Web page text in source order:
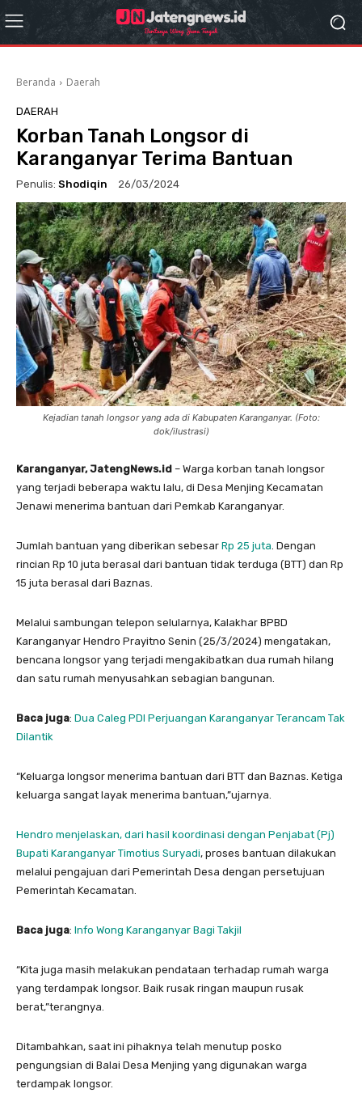
Beranda Daerah
DAERAH
Korban Tanah Longsor di
Karanganyar Terima Bantuan
Penulis: Shodiqin 26/03/2024
Kejadian tanah longsor yang ada di Kabupaten Karanganyar. (Foto:
dok/ilustrasi)
Karanganyar, JatengNews.id – Warga korban tanah longsor
yang terjadi beberapa waktu lalu, di Desa Menjing Kecamatan
Jenawi menerima bantuan dari Pemkab Karanganyar.
Jumlah bantuan yang diberikan sebesar Rp 25 juta . Dengan
rincian Rp 10 juta berasal dari bantuan tidak terduga (BTT) dan Rp
15 juta berasal dari Baznas.
Melalui sambungan telepon selularnya, Kalakhar BPBD
Karanganyar Hendro Prayitno Senin (25/3/2024) mengatakan,
bencana longsor yang terjadi mengakibatkan dua rumah hilang
dan satu rumah menyusahkan sebagian bangunan.
Baca juga: Dua Caleg PDI Perjuangan Karanganyar Terancam Tak
Dilantik
“Keluarga longsor menerima bantuan dari BTT dan Baznas. Ketiga
keluarga sangat layak menerima bantuan,”ujarnya.
Hendro menjelaskan, dari hasil koordinasi dengan Penjabat (Pj)
Bupati Karanganyar Timotius Suryadi, proses bantuan dilakukan
melalui pengajuan dari Pemerintah Desa dengan persetujuan
Pemerintah Kecamatan.
Baca juga: Info Wong Karanganyar Bagi Takjil
“Kita juga masih melakukan pendataan terhadap rumah warga
yang terdampak longsor. Baik rusak ringan maupun rusak
berat,”terangnya.
Ditambahkan, saat ini pihaknya telah menutup posko
pengungsian di Balai Desa Menjing yang digunakan warga
terdampak longsor.